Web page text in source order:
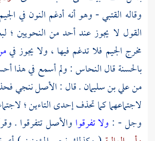
وقاله القتبي- وهو أنه أدغم النون في
القول لا يجوز عند أحد من النحويين ؛
مخرج الجيم فلا تدغم فيها ، ولا يجوز في
بالحسنة قالالنحاس: ولم أسمع في هذا
منعلي بن سليمان. قال : الأصل ننجي
لاجتماعهما كما تحذف إحدى التاءين ؛
وجل - : ولا تفرقوا والأصل تتفرقوا .